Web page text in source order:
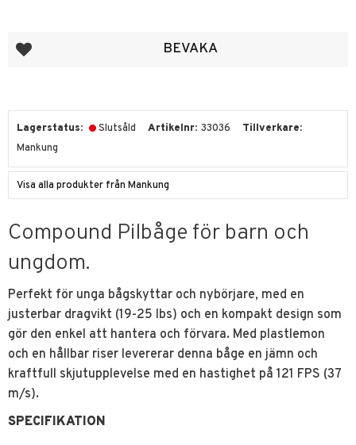
Lägg till i favoriter BEVAKA
Lagerstatus Slutsåld Artikelnr 33036
Tillverkare
Mankung
Visa alla produkter från Mankung
Compound Pilbåge för barn och
ungdom.
Perfekt för unga bågskyttar och nybörjare, med en
justerbar dragvikt (19-25 lbs) och en kompakt design som
gör den enkel att hantera och förvara. Med plastlemon
och en hållbar riser levererar denna båge en jämn och
kraftfull skjutupplevelse med en hastighet på 121 FPS (37
m/s).
SPECIFIKATION